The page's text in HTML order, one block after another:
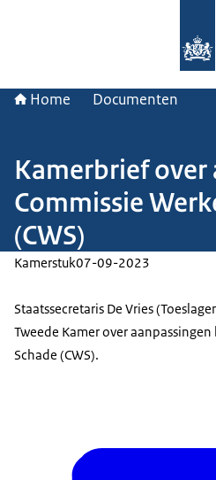
Home Documenten
Kamerbrief over
Commissie
(CWS)
Kamerstuk07-09-2023
Staatssecretaris De Vries
Tweede Kamer over
Schade (CWS).